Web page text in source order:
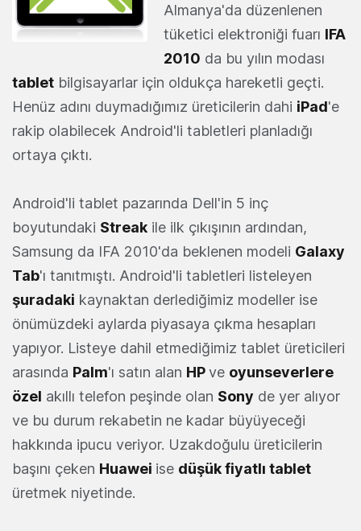
Almanya'da düzenlenen
tüketici elektroniği fuarı IFA
2010 da bu yılın modası
tablet bilgisayarlar için oldukça hareketli geçti.
Henüz adını duymadığımız üreticilerin dahi iPad'e
rakip olabilecek Android'li tabletleri planladığı
ortaya çıktı.
Android'li tablet pazarında Dell'in 5 inç
boyutundaki Streak ile ilk çıkışının ardından,
Samsung da IFA 2010'da beklenen modeli Galaxy
Tab'ı tanıtmıştı. Android'li tabletleri listeleyen
şuradaki kaynaktan derlediğimiz modeller ise
önümüzdeki aylarda piyasaya çıkma hesapları
yapıyor. Listeye dahil etmediğimiz tablet üreticileri
arasında Palm'ı satın alan HPve oyunseverlere
özel akıllı telefon peşinde olan Sony de yer alıyor
ve bu durum rekabetin ne kadar büyüyeceği
hakkında ipucu veriyor. Uzakdoğulu üreticilerin
başını çeken Huawei ise düşük fiyatlı tablet
üretmek niyetinde.